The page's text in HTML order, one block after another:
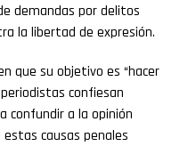
demandas por delitos
la libertad de expresión.
que su objetivo es “hacer
confiesan
confundir a la opinión
estas causas penales